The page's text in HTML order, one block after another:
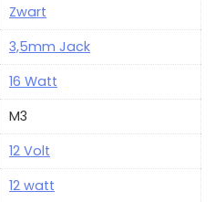
‎Zwart
‎3,5mm Jack
‎16 Watt
‎M3
‎12 Volt
‎12 watt